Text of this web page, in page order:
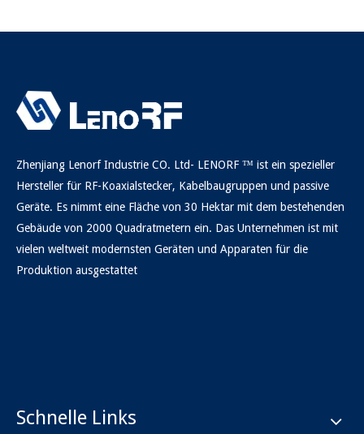
Zhenjiang Lenorf Industrie CO. Ltd- LENORF ™ ist ein spezieller
Hersteller für RF-Koaxialstecker, Kabelbaugruppen und passive
Geräte. Es nimmt eine Fläche von 30 Hektar mit dem bestehenden
Gebäude von 2000 Quadratmetern ein. Das Unternehmen ist mit
vielen weltweit modernsten Geräten und Apparaten für die
Produktion ausgestattet
Schnelle Links